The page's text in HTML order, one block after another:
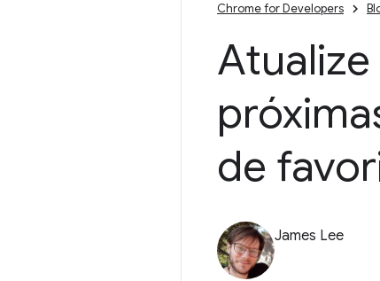
Chrome for Developers
de
James Lee